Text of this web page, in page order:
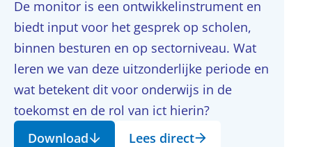
De monitor is een ontwikkelinstrument en
biedt input voor het gesprek op scholen,
binnen besturen en op sectorniveau. Wat
leren we van deze uitzonderlijke periode en
wat betekent dit voor onderwijs in de
toekomst en de rol van ict hierin?
Download
Lees direct